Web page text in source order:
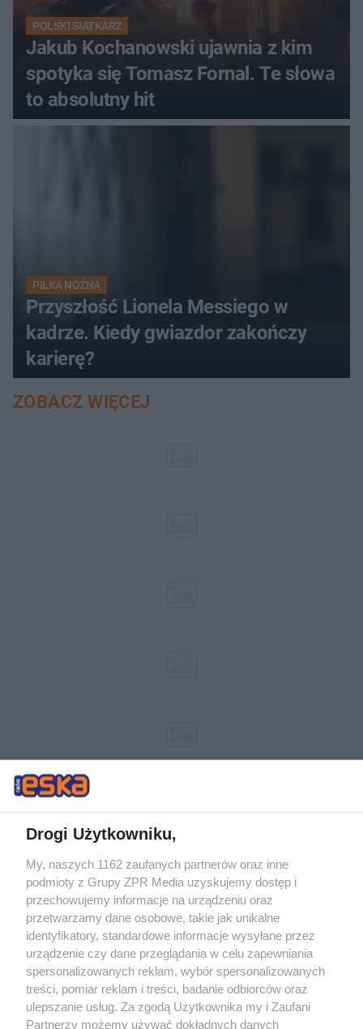
POLSKI SIATKARZ
Jakub Kochanowski ujawnia z kim
spotyka się Tomasz Fornal. Te słowa
to absolutny hit
PIŁKA NOŻNA
Przyszłość Lionela Messiego w
kadrze. Kiedy gwiazdor zakończy
karierę?
ZOBACZ WIĘCEJ
Żaden utwór zamieszczony w serwisie nie może być powielany i
rozpowszechniany lub dalej rozpowszechniany w jakikolwiek sposób (w
tym także elektroniczny lub mechaniczny) na jakimkolwiek polu
eksploatacji w jakiejkolwiek formie, włącznie z umieszczaniem w
Internecie bez pisemnej zgody właściciela praw. Jakiekolwiek użycie lub
wykorzystanie utworów w całości lub w części z naruszeniem prawa,
tzn. bez właściwej zgody, jest zabronione pod groźbą kary i może być
ścigane prawnie.
Drogi Użytkowniku,
My, naszych 1162 zaufanych partnerów oraz inne
podmioty z Grupy ZPR Media uzyskujemy dostęp i
przechowujemy informacje na urządzeniu oraz
przetwarzamy dane osobowe, takie jak unikalne
identyfikatory, standardowe informacje wysyłane przez
urządzenie czy dane przeglądania w celu zapewniania
spersonalizowanych reklam, wybór spersonalizowanych
treści, pomiar reklam i treści, badanie odbiorców oraz
ulepszanie usług. Za zgodą Użytkownika my i Zaufani
Partnerzy możemy używać dokładnych danych